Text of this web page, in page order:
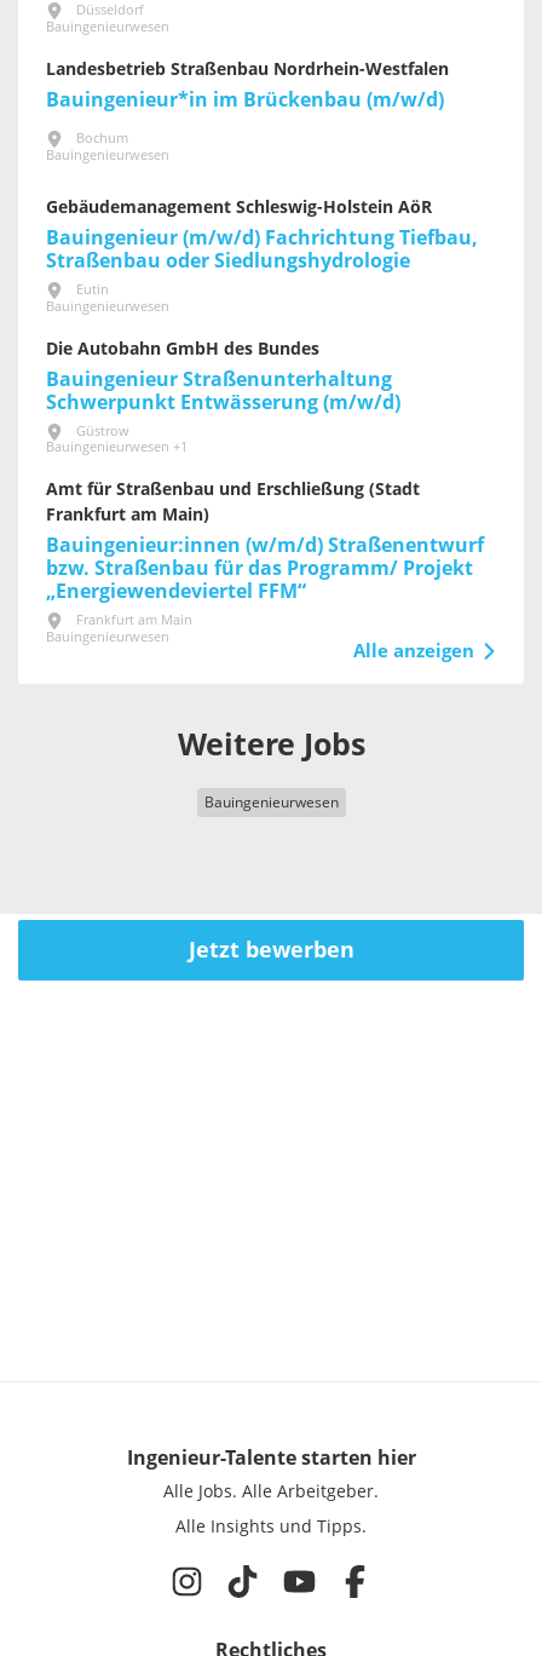
Düsseldorf
Bauingenieurwesen
Landesbetrieb Straßenbau Nordrhein-Westfalen
Bauingenieur*in im Brückenbau (m/w/d)
Bochum
Bauingenieurwesen
Gebäudemanagement Schleswig-Holstein AöR
Bauingenieur (m/w/d) Fachrichtung Tiefbau,
Straßenbau oder Siedlungshydrologie
Eutin
Bauingenieurwesen
Die Autobahn GmbH des Bundes
Bauingenieur Straßenunterhaltung
Schwerpunkt Entwässerung (m/w/d)
Güstrow
Bauingenieurwesen +1
Amt für Straßenbau und Erschließung (Stadt
Frankfurt am Main)
Bauingenieur:innen (w/m/d) Straßenentwurf
bzw. Straßenbau für das Programm/ Projekt
„Energiewendeviertel FFM“
Frankfurt am Main
Bauingenieurwesen
Alle anzeigen
Weitere Jobs
Bauingenieurwesen
Jetzt bewerben
Ingenieur-Talentestarten hier
Alle Jobs. Alle Arbeitgeber.
Alle Insights und Tipps.
Rechtliches